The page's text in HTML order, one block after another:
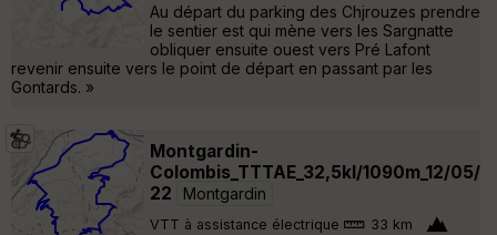
Au départ du parking des Chjrouzes prendre
le sentier est qui mène vers les Sargnatte
obliquer ensuite ouest vers Pré Lafont
revenir ensuite vers le point de départ en passant par les
Gontards. »
Montgardin-
Colombis_TTTAE_32,5kl/1090m_12/05/
22
Montgardin
VTT à assistance électrique
33 km